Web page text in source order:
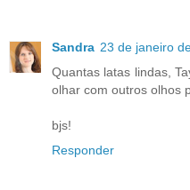
Sandra 23 de janeiro
Quantas latas lindas,
olhar com outros olhos
bjs!
Responder